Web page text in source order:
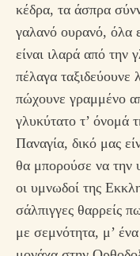
κέδρα, τα άσπρα
γαλανό ουρανό, όλα
είναι ιλαρά από την
πέλαγα ταξιδεύουνε
πώχουνε γραμμένο
γλυκύτατο τ’ όνομά
Παναγία, δικό μας
θα μπορούσε να την
οι υμνωδοί της
σάλπιγγες θαρρείς
με σεμνότητα, μ’